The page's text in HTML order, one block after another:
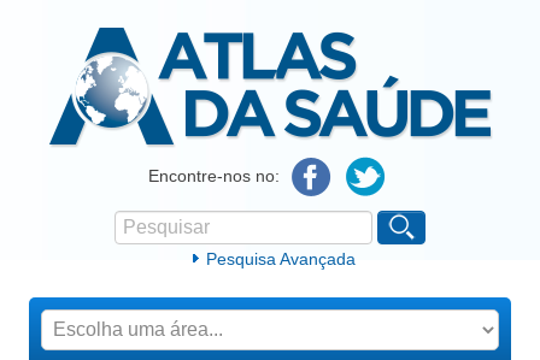
Atlas da SaúdeEncontre-nos no:
Formulário de procura
Pesquisar
Pesquisa Avançada